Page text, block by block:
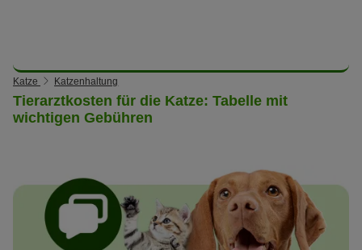
Katze Katzenhaltung
Tierarztkosten für die Katze: Tabelle mit
wichtigen Gebühren